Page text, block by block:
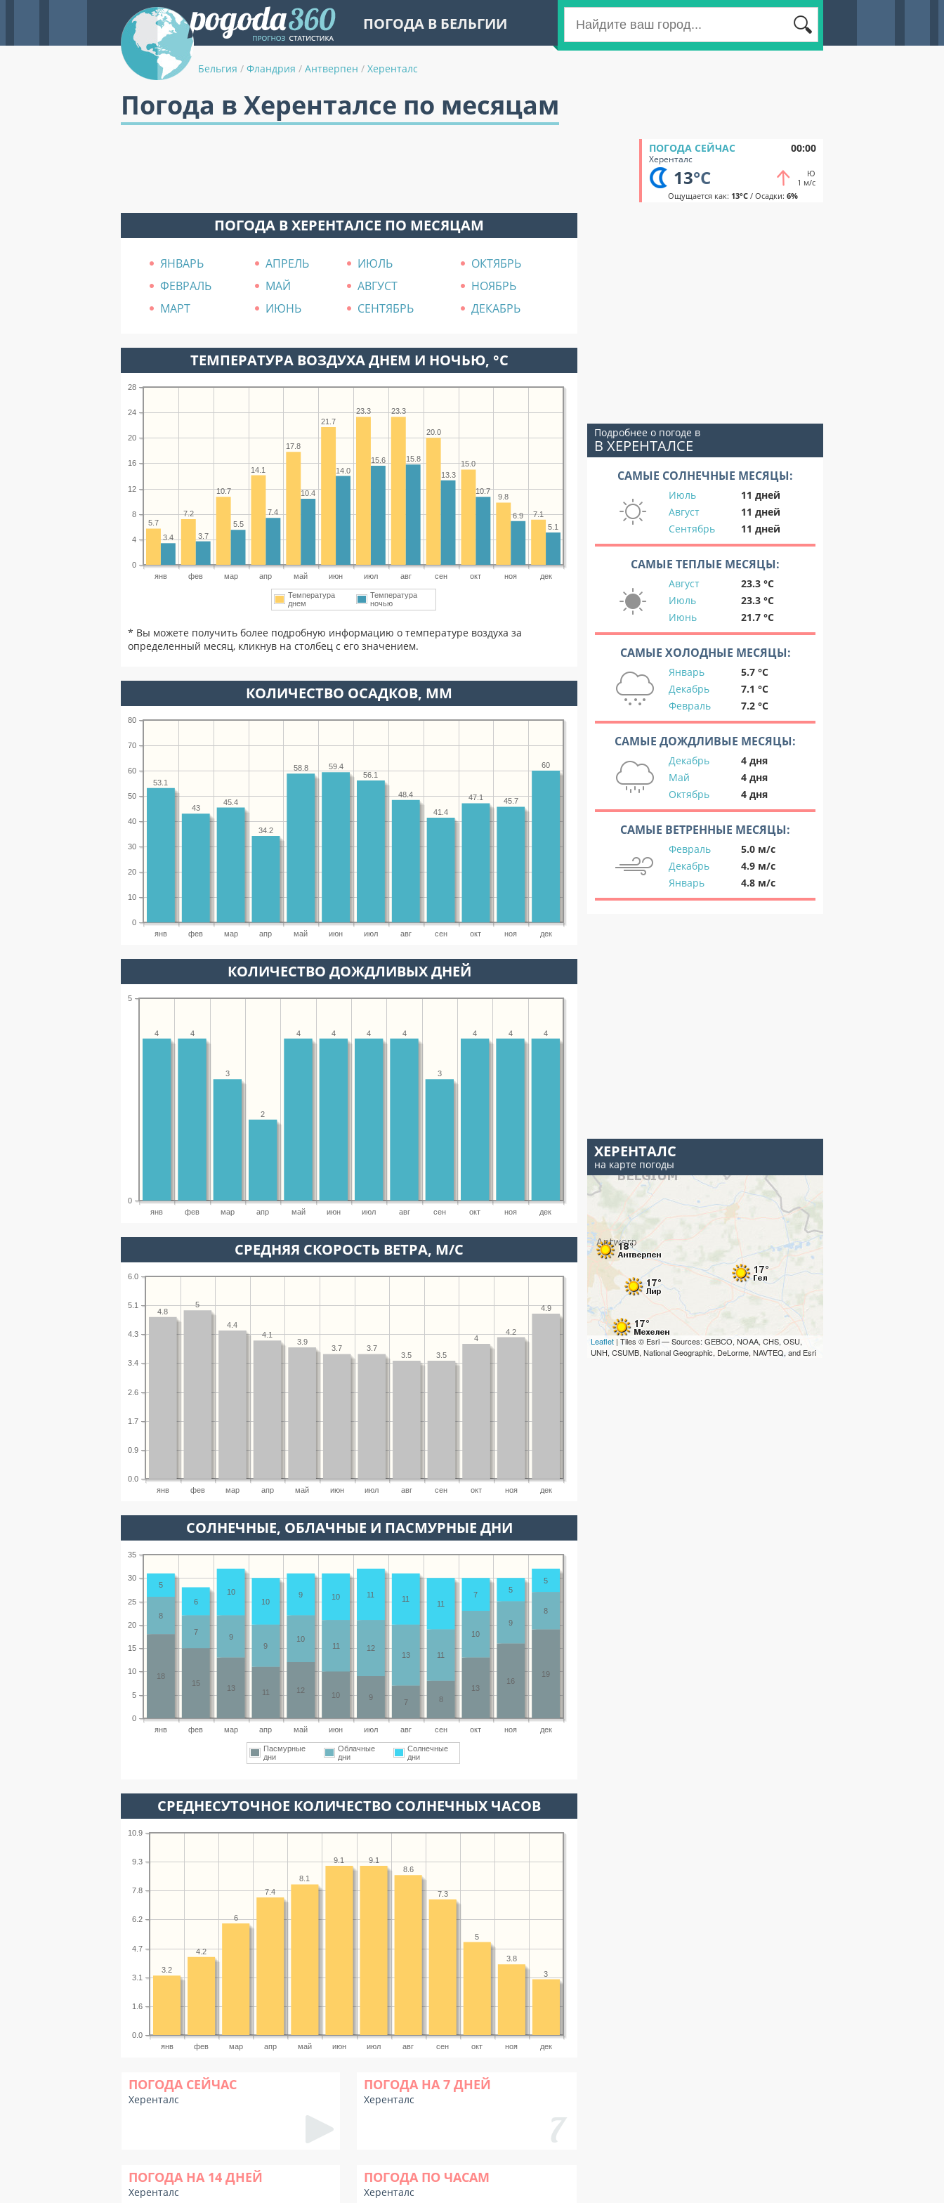
ПОГОДА В БЕЛЬГИИ
Бельгия / Фландрия / Антверпен / Херенталс
Погода в Херенталсе по месяцам
ПОГОДА СЕЙЧАС 00:00
Херенталс
13°C
Ю
1 м/с
Ощущается как: 13°C/ Осадки: 6%
ПОГОДА В ХЕРЕНТАЛСЕ ПО МЕСЯЦАМ
ЯНВАРЬ АПРЕЛЬ ИЮЛЬ
ОКТЯБРЬ
ФЕВРАЛЬ
МАЙ АВГУСТ
НОЯБРЬ
МАРТ
ИЮНЬ СЕНТЯБРЬ ДЕКАБРЬ
ТЕМПЕРАТУРА ВОЗДУХА ДНЕМ И НОЧЬЮ, °C
янв фев мар апр май июн июл авг сен окт ноя дек
0
4
8
12
16
20
24
28
7.1
9.8
15.0
20.0
23.3
23.3
21.7
17.8
14.1
10.7
7.2
5.7
5.1
6.9
10.7
13.3
15.8
15.6
14.0
10.4
7.4
5.5
3.7
3.4
Температура
днем
Температура
ночью
* Вы можете получить более подробную информацию о температуре воздуха за
определенный месяц, кликнув на столбец с его значением.
КОЛИЧЕСТВО ОСАДКОВ, ММ
янв фев мар апр май июн июл авг сен окт ноя дек
0
10
20
30
40
50
60
70
80
60
45.7
47.1
41.4
48.4
56.1
59.4
58.8
34.2
45.4
43
53.1
КОЛИЧЕСТВО ДОЖДЛИВЫХ ДНЕЙ
янв фев мар апр май июн июл авг сен окт ноя дек
0
5
4
4
4
3
4
4
4
4
2
3
4
4
СРЕДНЯЯ СКОРОСТЬ ВЕТРА, М/С
янв фев мар апр май июн июл авг сен окт ноя дек
0.0
0.9
1.7
2.6
3.4
4.3
5.1
6.0
4.9
4.2
4
3.5
3.5
3.7
3.7
3.9
4.1
4.4
5
4.8
CОЛНЕЧНЫЕ, ОБЛАЧНЫЕ И ПАСМУРНЫЕ ДНИ
янв фев мар апр май июн июл авг сен окт ноя дек
0
5
10
15
20
25
30
35
19
16
13
8
7
9
10
12
11
13
15
18
8
9
10
11
13
12
11
10
9
9
7
8
5
5
7
11
11
11
10
9
10
10
6
5
Пасмурные
дни
Облачные
дни
Солнечные
дни
СРЕДНЕСУТОЧНОЕ КОЛИЧЕСТВО СОЛНЕЧНЫХ ЧАСОВ
янв фев мар апр май июн июл авг сен окт ноя дек
0.0
1.6
3.1
4.7
6.2
7.8
9.3
10.9
3
3.8
5
7.3
8.6
9.1
9.1
8.1
7.4
6
4.2
3.2
ПОГОДА СЕЙЧАС
Херенталс
ПОГОДА НА 7 ДНЕЙ
Херенталс
ПОГОДА НА 14 ДНЕЙ
Херенталс
ПОГОДА ПО ЧАСАМ
Херенталс
Подробнее о погоде в
В ХЕРЕНТАЛСЕ
САМЫЕ СОЛНЕЧНЫЕ МЕСЯЦЫ:
Июль
11 дней
Август
11 дней
Сентябрь
11 дней
САМЫЕ ТЕПЛЫЕ МЕСЯЦЫ:
Август
23.3 °C
Июль
23.3 °C
Июнь
21.7 °C
САМЫЕ ХОЛОДНЫЕ МЕСЯЦЫ:
Январь
5.7 °C
Декабрь
7.1 °C
Февраль
7.2 °C
САМЫЕ ДОЖДЛИВЫЕ МЕСЯЦЫ:
Декабрь
4 дня
Май
4 дня
Октябрь
4 дня
САМЫЕ ВЕТРЕННЫЕ МЕСЯЦЫ:
Февраль
5.0 м/с
Декабрь
4.9 м/с
Январь
4.8 м/с
ХЕРЕНТАЛС
на карте погоды
Leaflet | Tiles © Esri — Sources: GEBCO, NOAA, CHS, OSU,
UNH, CSUMB, National Geographic, DeLorme, NAVTEQ, and Esri